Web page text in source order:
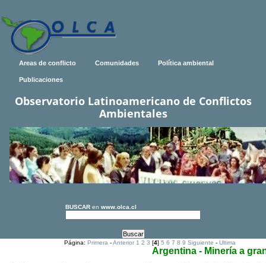
Areas de conflicto Comunidades Política ambiental
Publicaciones
Observatorio Latinoamericano de Conflictos
Ambientales
BUSCAR en www.olca.cl
Página:Primera -Anterior 1 2 3 [4]5 6 7 8 9 Siguiente -Ultima
Argentina - Minería a